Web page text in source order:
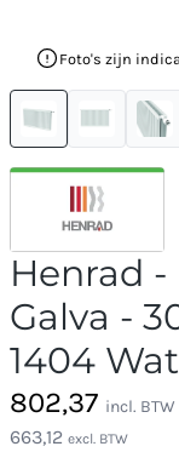
Foto's zijn
Henrad -
Galva -
1404
802,37 incl. BTW
663,12 excl. BTW